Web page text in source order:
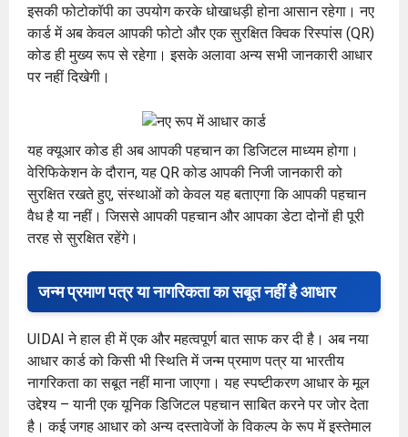
इसकी फोटोकॉपी का उपयोग करके धोखाधड़ी होना आसान रहेगा। नए
कार्ड में अब केवल आपकी फोटो और एक सुरक्षित क्विक रिस्पांस (QR)
कोड ही मुख्य रूप से रहेगा। इसके अलावा अन्य सभी जानकारी आधार
पर नहीं दिखेगी।
यह क्यूआर कोड ही अब आपकी पहचान का डिजिटल माध्यम होगा।
वेरिफिकेशन के दौरान, यह QR कोड आपकी निजी जानकारी को
सुरक्षित रखते हुए, संस्थाओं को केवल यह बताएगा कि आपकी पहचान
वैध है या नहीं। जिससे आपकी पहचान और आपका डेटा दोनों ही पूरी
तरह से सुरक्षित रहेंगे।
जन्म प्रमाण पत्र या नागरिकता का सबूत नहीं है आधार
UIDAI ने हाल ही में एक और महत्वपूर्ण बात साफ कर दी है। अब नया
आधार कार्ड को किसी भी स्थिति में जन्म प्रमाण पत्र या भारतीय
नागरिकता का सबूत नहीं माना जाएगा। यह स्पष्टीकरण आधार के मूल
उद्देश्य – यानी एक यूनिक डिजिटल पहचान साबित करने पर जोर देता
है। कई जगह आधार को अन्य दस्तावेजों के विकल्प के रूप में इस्तेमाल